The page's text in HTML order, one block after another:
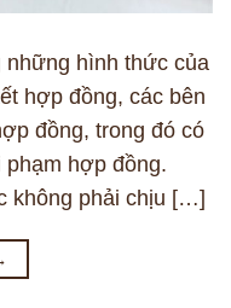
những hình thức của
hợp đồng, các bên
đồng, trong đó có
phạm hợp đồng.
không phải chịu […]